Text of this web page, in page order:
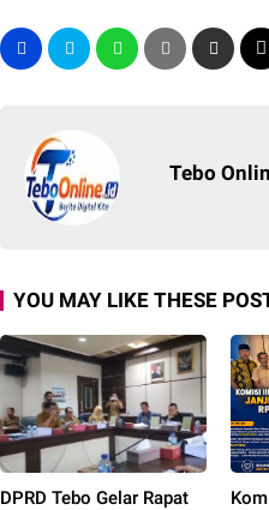
Tebo
YOU MAY LIKE THESE
DPRD Tebo Gelar Rapat